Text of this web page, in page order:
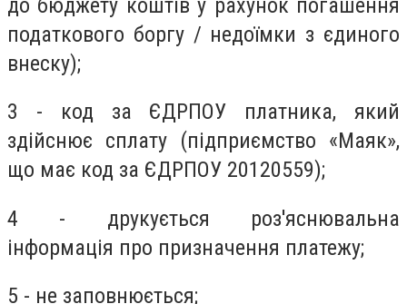
податкового боргу / недоїмки з єдиного
внеску);
3 - код за ЄДРПОУ платника, який
здійснює сплату (підприємство «Маяк»,
що має код за ЄДРПОУ 20120559);
4 - друкується роз'яснювальна
інформація про призначення платежу;
5 - не заповнюється;